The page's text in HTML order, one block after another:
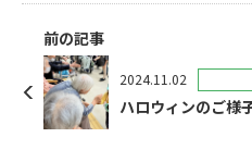
前の記事
2024.11.02
ハロウィンのご様